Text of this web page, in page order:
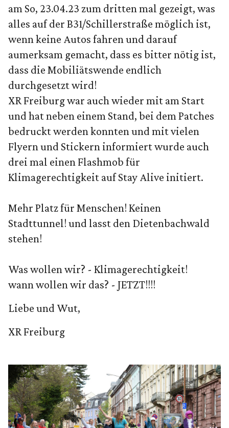
am So, 23.04.23 zum dritten mal gezeigt, was
alles auf der B31/Schillerstraße möglich ist,
wenn keine Autos fahren und darauf
aumerksam gemacht, dass es bitter nötig ist,
dass die Mobiliätswende endlich
durchgesetzt wird!
XR Freiburg war auch wieder mit am Start
und hat neben einem Stand, bei dem Patches
bedruckt werden konnten und mit vielen
Flyern und Stickern informiert wurde auch
drei mal einen Flashmob für
Klimagerechtigkeit auf Stay Alive initiert.
Mehr Platz für Menschen! Keinen
Stadttunnel! und lasst den Dietenbachwald
stehen!
Was wollen wir? - Klimagerechtigkeit!
wann wollen wir das? - JETZT!!!!
Liebe und Wut,
XR Freiburg